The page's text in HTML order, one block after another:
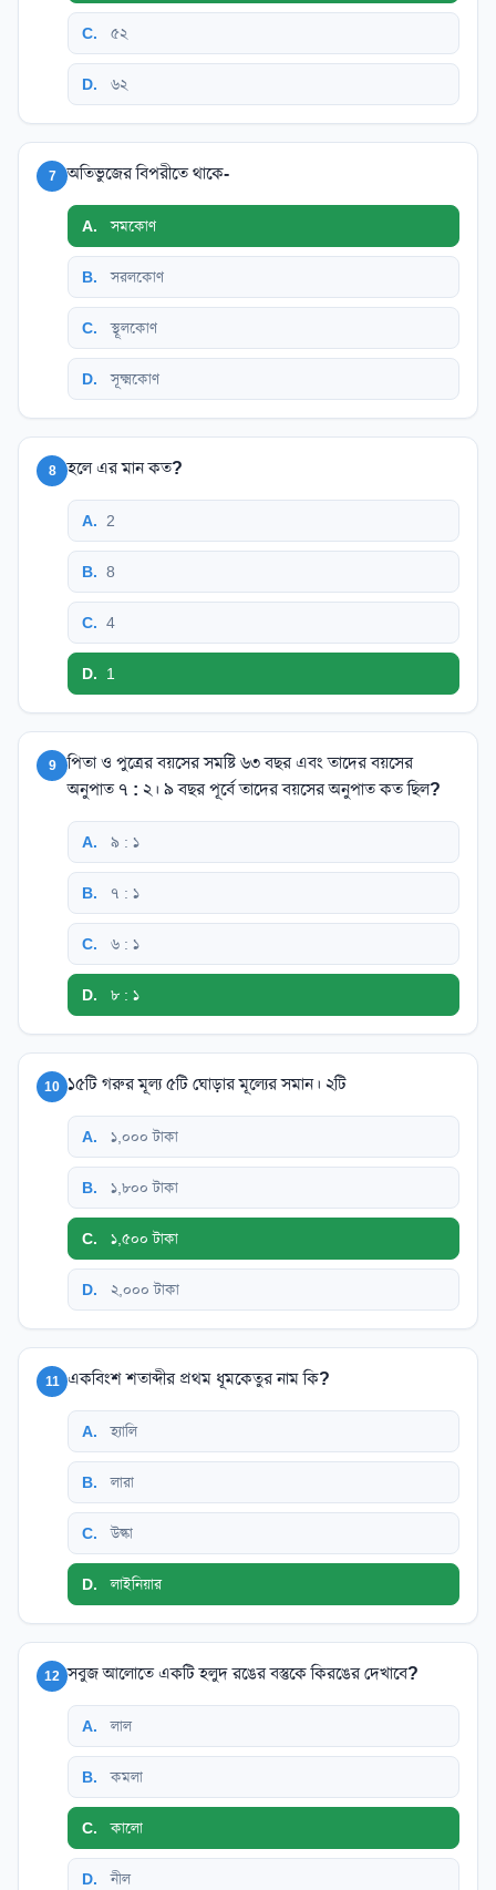
C. ৫২
D. ৬২
7 অতিভুজের বিপরীতে থাকে-
A. সমকোণ
B. সরলকোণ
C. স্থূলকোণ
D. সূক্ষ্মকোণ
8 হলে এর মান কত?
A. 2
B. 8
C. 4
D. 1
9
পিতা ও পুত্রের বয়সের সমষ্টি ৬৩ বছর এবং তাদের বয়সের
অনুপাত ৭ : ২। ৯ বছর পূর্বে তাদের বয়সের অনুপাত কত ছিল?
A. ৯ : ১
B. ৭ : ১
C. ৬ : ১
D. ৮ : ১
10 ১৫টি গরুর মূল্য ৫টি ঘোড়ার মূল্যের সমান। ২টি
A. ১,০০০ টাকা
B. ১,৮০০ টাকা
C. ১,৫০০ টাকা
D. ২,০০০ টাকা
11 একবিংশ শতাব্দীর প্রথম ধূমকেতুর নাম কি?
A. হ্যালি
B. লারা
C. উল্কা
D. লাইনিয়ার
12 সবুজ আলোতে একটি হলুদ রঙের বস্তুকে কিরঙের দেখাবে?
A. লাল
B. কমলা
C. কালো
D. নীল